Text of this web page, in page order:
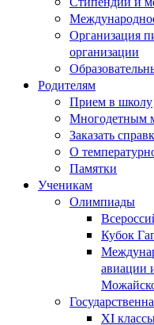
Организация
организации
Родителям
Прием в школу
Многодетным
Заказать
О
Памятки
Ученикам
Олимпиады
Кубок
авиации
XI